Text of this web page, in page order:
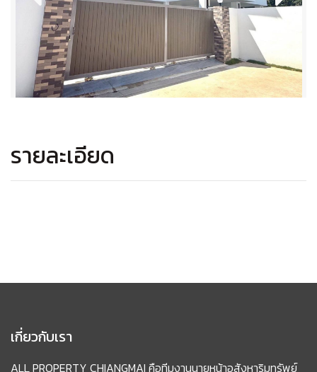
รายละเอียด
เกี่ยวกับเรา
ALL PROPERTY CHIANGMAI คือทีมงานนายหน้าอสังหาริมทรัพย์